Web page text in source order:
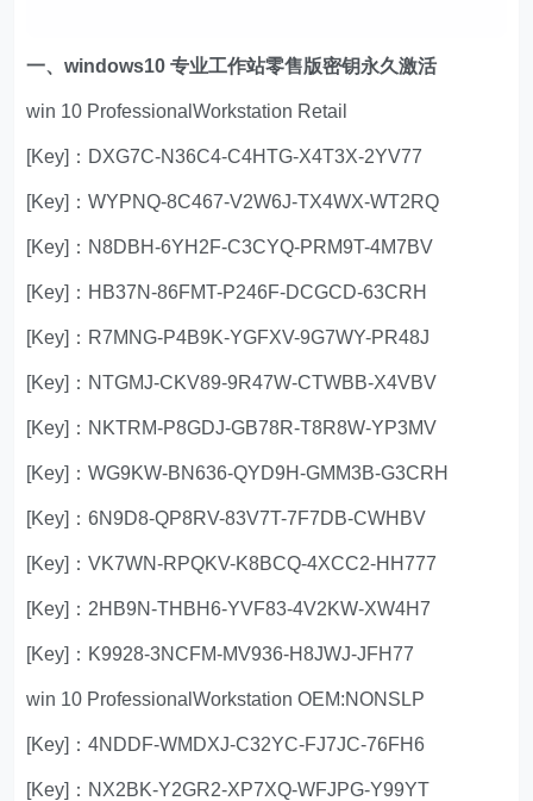
一、windows10 专业工作站零售版密钥永久激活
win 10 ProfessionalWorkstation Retail
[Key]：DXG7C-N36C4-C4HTG-X4T3X-2YV77
[Key]：WYPNQ-8C467-V2W6J-TX4WX-WT2RQ
[Key]：N8DBH-6YH2F-C3CYQ-PRM9T-4M7BV
[Key]：HB37N-86FMT-P246F-DCGCD-63CRH
[Key]：R7MNG-P4B9K-YGFXV-9G7WY-PR48J
[Key]：NTGMJ-CKV89-9R47W-CTWBB-X4VBV
[Key]：NKTRM-P8GDJ-GB78R-T8R8W-YP3MV
[Key]：WG9KW-BN636-QYD9H-GMM3B-G3CRH
[Key]：6N9D8-QP8RV-83V7T-7F7DB-CWHBV
[Key]：VK7WN-RPQKV-K8BCQ-4XCC2-HH777
[Key]：2HB9N-THBH6-YVF83-4V2KW-XW4H7
[Key]：K9928-3NCFM-MV936-H8JWJ-JFH77
win 10 ProfessionalWorkstation OEM:NONSLP
[Key]：4NDDF-WMDXJ-C32YC-FJ7JC-76FH6
[Key]：NX2BK-Y2GR2-XP7XQ-WFJPG-Y99YT